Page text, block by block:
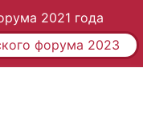
2021 года
форума 2023